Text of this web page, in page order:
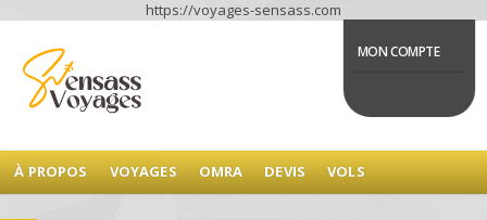
https://voyages-sensass.com
MON COMPTE
À PROPOS VOYAGES OMRA DEVIS VOLS